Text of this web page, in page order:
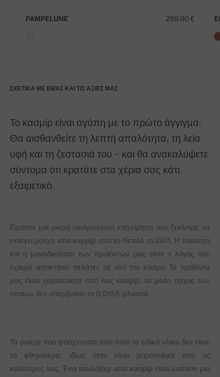
259,90 €
PAMPELUNE
ΣΧΕΤΙΚΆ ΜΕ ΕΜΆΣ ΚΑΙ ΤΙΣ ΑΞΊΕΣ ΜΑΣ
Το κασμίρ είναι αγάπη με το πρώτο άγγιγμα.
Θα αισθανθείτε τη λεπτή απαλότητα, τη λεία
υφή και τη ζεστασιά του - και θα ανακαλύψετε
σύντομα ότι κρατάτε στα χέρια σας κάτι
εξαιρετικό.
Είμαστε μια μικρή οικογενειακή επιχείρηση που ξεκίνησε να
εισάγει ρούχα από καρμίρ από το Νεπάλ το 2011. Η ποιότητα
και η μοναδικότητα των προϊόντων μας είναι ο λόγος που
έχουμε αποκτήσει πελάτες σε όλο τον κόσμο. Τα προϊόντα
μας είναι χειροποίητα από ίνες κασμίρ, το μέσο πάχος των
οποίων δεν υπερβαίνει τα 0,0155 χιλιοστά.
Τα ρούχα που φτιάχνονται από αυτό το ειδικό υλικό δεν είναι
τα φθηνότερα, ιδίως όταν είναι χειροποίητα από τις
καλύτερες ίνες. Ένα πουλόβερ από κασμίρ είναι ωστόσο μια